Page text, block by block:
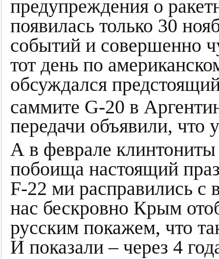
предупреждения о
появилась только 30
событий и совершенно
тот день по
обсуждался
саммите G-20 в
передачи объявили,
А в феврале
побоища настоящий
F-22 ми расправились
нас бескровно Крым
русским покажем, что
И показали – через 4